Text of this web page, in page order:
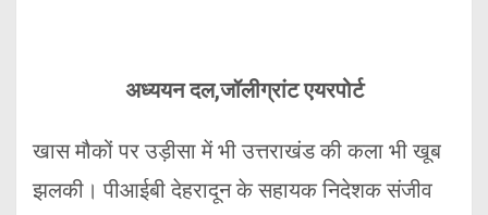
अध्ययन दल,जॉलीग्रांट एयरपोर्ट
खास मौकों पर उड़ीसा में भी उत्तराखंड की कला भी खूब
झलकी। पीआईबी देहरादून के सहायक निदेशक संजीव